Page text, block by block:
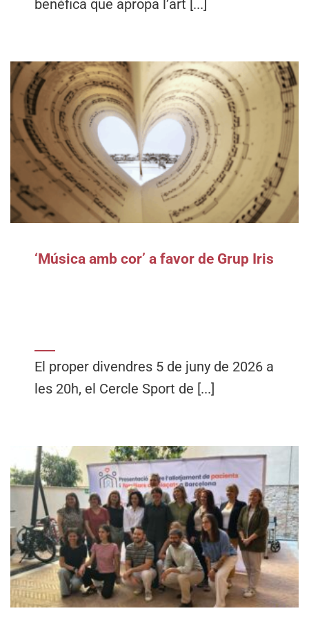
benèfica que apropa l’art [...]
‘Música amb cor’ a favor de Grup Iris
El proper divendres 5 de juny de 2026 a
les 20h, el Cercle Sport de [...]